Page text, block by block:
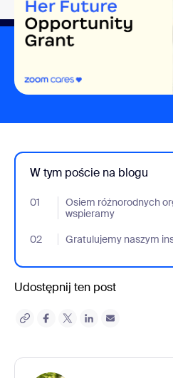
W tym poście na blogu
01
Osiem różnorodnych
wspieramy
- Jumplink to Osiem
02 Gratulujemy naszym
- Jumplink to Gratulujemy
Udostępnij ten post